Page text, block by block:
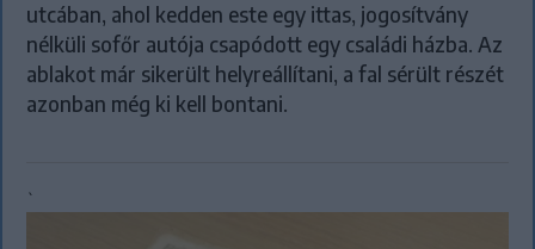
utcában, ahol kedden este egy ittas, jogosítvány
nélküli sofőr autója csapódott egy családi házba. Az
ablakot már sikerült helyreállítani, a fal sérült részét
azonban még ki kell bontani.
`